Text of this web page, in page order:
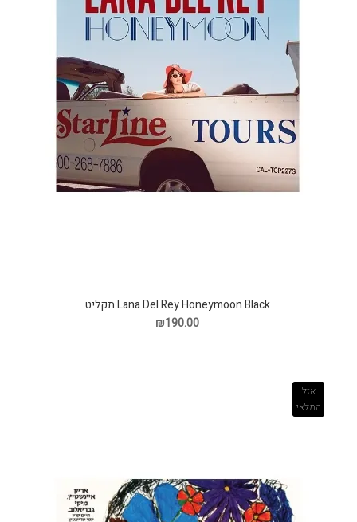
Lana Del Rey Honeymoon Black תקליט
₪190.00
אזל
המלאי